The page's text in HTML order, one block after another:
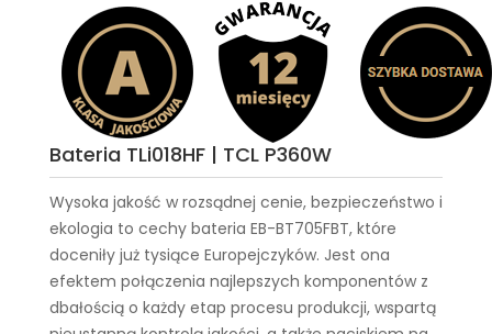
Bateria TLi018HF | TCL P360W
Wysoka jakość w rozsądnej cenie, bezpieczeństwo i
ekologia to cechy bateria EB-BT705FBT, które
doceniły już tysiące Europejczyków. Jest ona
efektem połączenia najlepszych komponentów z
dbałością o każdy etap procesu produkcji, wspartą